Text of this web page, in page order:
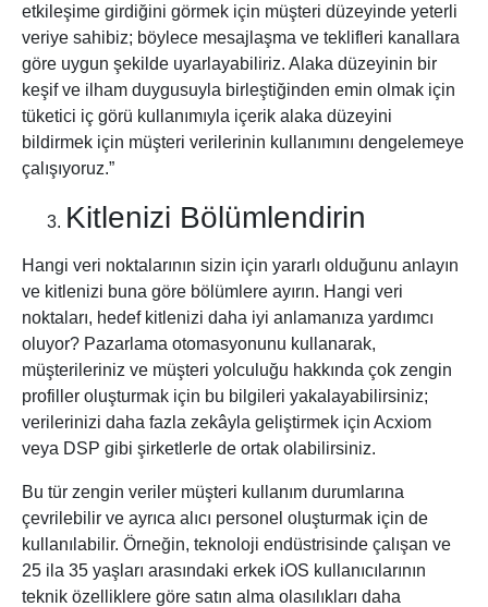
etkileşime girdiğini görmek için müşteri düzeyinde yeterli
veriye sahibiz; böylece mesajlaşma ve teklifleri kanallara
göre uygun şekilde uyarlayabiliriz. Alaka düzeyinin bir
keşif ve ilham duygusuyla birleştiğinden emin olmak için
tüketici iç görü kullanımıyla içerik alaka düzeyini
bildirmek için müşteri verilerinin kullanımını dengelemeye
çalışıyoruz.”
Kitlenizi Bölümlendirin
Hangi veri noktalarının sizin için yararlı olduğunu anlayın
ve kitlenizi buna göre bölümlere ayırın. Hangi veri
noktaları, hedef kitlenizi daha iyi anlamanıza yardımcı
oluyor? Pazarlama otomasyonunu kullanarak,
müşterileriniz ve müşteri yolculuğu hakkında çok zengin
profiller oluşturmak için bu bilgileri yakalayabilirsiniz;
verilerinizi daha fazla zekâyla geliştirmek için Acxiom
veya DSP gibi şirketlerle de ortak olabilirsiniz.
Bu tür zengin veriler müşteri kullanım durumlarına
çevrilebilir ve ayrıca alıcı personel oluşturmak için de
kullanılabilir. Örneğin, teknoloji endüstrisinde çalışan ve
25 ila 35 yaşları arasındaki erkek iOS kullanıcılarının
teknik özelliklere göre satın alma olasılıkları daha